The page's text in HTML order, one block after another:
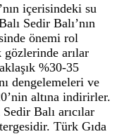
içerisindeki su
Sedir Balı’nın
önemi rol
arılar
%30-35
dengelemeleri ve
altına indirirler.
Balı arıcılar
Türk Gıda